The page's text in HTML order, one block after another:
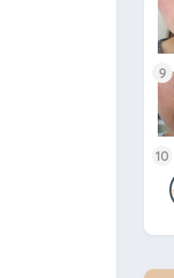
9
10